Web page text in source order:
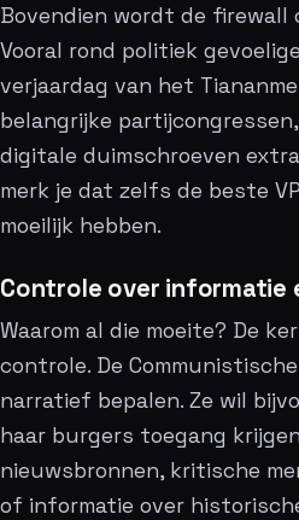
Bovendien wordt de
Vooral rond politiek
verjaardag van het
belangrijke
digitale duimschroeven
merk je dat zelfs de beste
moeilijk hebben.
Controle over informatie
Waarom al die moeite? De
controle. De
narratief bepalen. Ze wil
haar burgers toegang
nieuwsbronnen, kritische
of informatie over